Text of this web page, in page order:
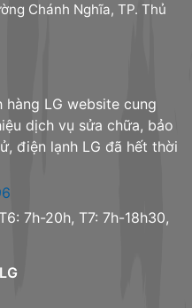
Chánh Nghĩa, TP. Thủ
LG website cung
dịch vụ sửa chữa, bảo
điện lạnh LG đã hết thời
7h-20h, T7: 7h-18h30,